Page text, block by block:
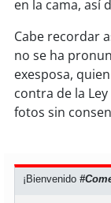
en la cama, así
Cabe recordar
no se ha
exesposa,
contra de la
fotos sin
¡Bienvenido